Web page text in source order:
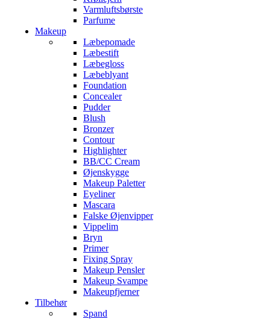
Varmluftsbørste
Parfume
Makeup
Læbepomade
Læbestift
Læbegloss
Læbeblyant
Foundation
Concealer
Pudder
Blush
Bronzer
Contour
Highlighter
BB/CC Cream
Øjenskygge
Makeup Paletter
Eyeliner
Mascara
Falske Øjenvipper
Vippelim
Bryn
Primer
Fixing Spray
Makeup Pensler
Makeup Svampe
Makeupfjerner
Tilbehør
Spand